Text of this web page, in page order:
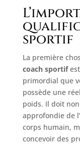
sportif
La première
coach sportifest
primordial que
possède une
poids. Il doit
approfondie de
corps humain,
concevoir des